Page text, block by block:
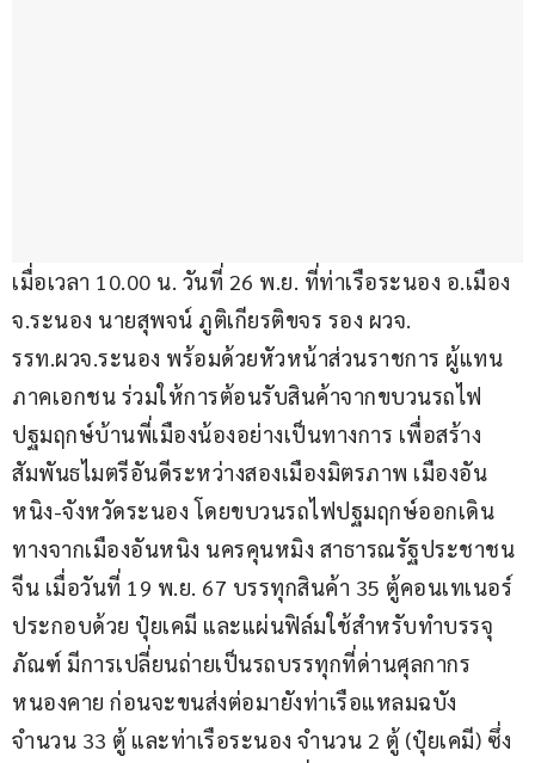
เมื่อเวลา 10.00 น. วันที่ 26 พ.ย. ที่ท่าเรือระนอง อ.เมือง
จ.ระนอง นายสุพจน์ ภูติเกียรติขจร รอง ผวจ.
รรท.ผวจ.ระนอง พร้อมด้วยหัวหน้าส่วนราชการ ผู้แทน
ภาคเอกชน ร่วมให้การต้อนรับสินค้าจากขบวนรถไฟ
ปฐมฤกษ์บ้านพี่เมืองน้องอย่างเป็นทางการ เพื่อสร้าง
สัมพันธไมตรีอันดีระหว่างสองเมืองมิตรภาพ เมืองอัน
หนิง-จังหวัดระนอง โดยขบวนรถไฟปฐมฤกษ์ออกเดิน
ทางจากเมืองอันหนิง นครคุนหมิง สาธารณรัฐประชาชน
จีน เมื่อวันที่ 19 พ.ย. 67 บรรทุกสินค้า 35 ตู้คอนเทเนอร์
ประกอบด้วย ปุ๋ยเคมี และแผ่นฟิล์มใช้สำหรับทำบรรจุ
ภัณฑ์ มีการเปลี่ยนถ่ายเป็นรถบรรทุกที่ด่านศุลกากร
หนองคาย ก่อนจะขนส่งต่อมายังท่าเรือแหลมฉบัง
จำนวน 33 ตู้ และท่าเรือระนอง จำนวน 2 ตู้ (ปุ๋ยเคมี) ซึ่ง